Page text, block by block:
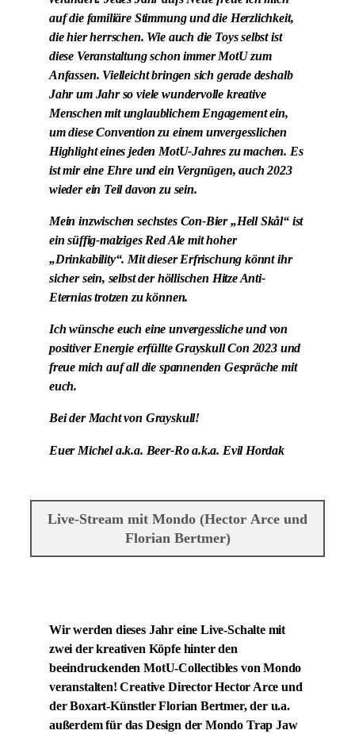
auf die familiäre Stimmung und die Herzlichkeit,
die hier herrschen. Wie auch die Toys selbst ist
diese Veranstaltung schon immer MotU zum
Anfassen. Vielleicht bringen sich gerade deshalb
Jahr um Jahr so viele wundervolle kreative
Menschen mit unglaublichem Engagement ein,
um diese Convention zu einem unvergesslichen
Highlight eines jeden MotU-Jahres zu machen. Es
ist mir eine Ehre und ein Vergnügen, auch 2023
wieder ein Teil davon zu sein.
Mein inzwischen sechstes Con-Bier „Hell Skål“ ist
ein süffig-malziges Red Ale mit hoher
„Drinkability“. Mit dieser Erfrischung könnt ihr
sicher sein, selbst der höllischen Hitze Anti-
Eternias trotzen zu können.
Ich wünsche euch eine unvergessliche und von
positiver Energie erfüllte Grayskull Con 2023 und
freue mich auf all die spannenden Gespräche mit
euch.
Bei der Macht von Grayskull!
Euer Michel a.k.a. Beer-Ro a.k.a. Evil Hordak
Live-Stream mit Mondo (Hector Arce und
Florian Bertmer)
Wir werden dieses Jahr eine Live-Schalte mit
zwei der kreativen Köpfe hinter den
beeindruckenden MotU-Collectibles von Mondo
veranstalten! Creative Director Hector Arce und
der Boxart-Künstler Florian Bertmer, der u.a.
außerdem für das Design der Mondo Trap Jaw